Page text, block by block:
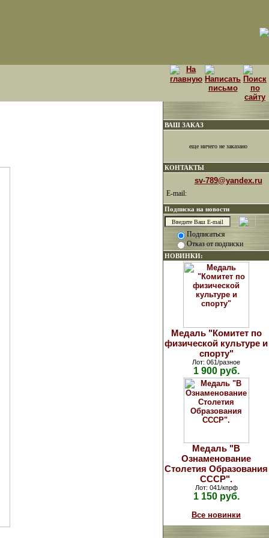
ВАШ ЗАКАЗ
еще ничего не заказано
КОНТАКТЫ
sv-789@yandex.ru
E-mail:
Подписка на новости
Подписаться
Отказ от подписки
НОВИНКИ:
Медаль "Комитет по
физической культуре и
спорту"
Лот: 061/разное
1 900 руб.
Медаль "В
Ознаменование
Столетия Образования
СССР".
Лот: 041/кпрф
1 150 руб.
Все новинки